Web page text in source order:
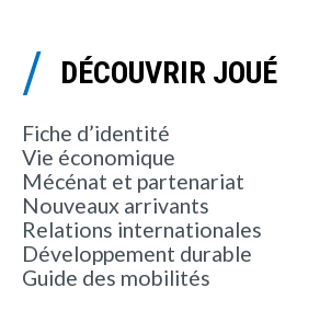
DÉCOUVRIR JOUÉ
Fiche d’identité
Vie économique
Mécénat et partenariat
Nouveaux arrivants
Relations internationales
Développement durable
Guide des mobilités